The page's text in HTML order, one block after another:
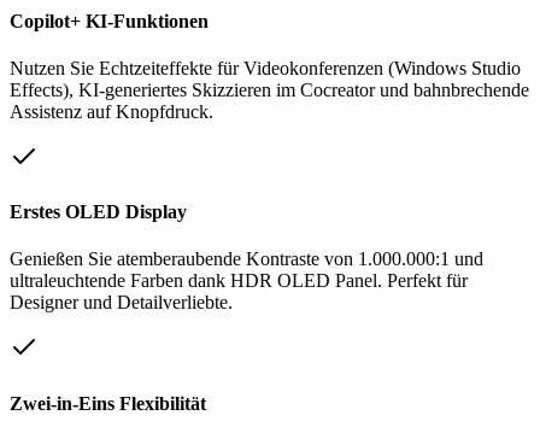
Copilot+ KI-Funktionen
Nutzen Sie Echtzeiteffekte für Videokonferenzen (Windows Studio
Effects), KI-generiertes Skizzieren im Cocreator und bahnbrechende
Assistenz auf Knopfdruck.
Erstes OLED Display
Genießen Sie atemberaubende Kontraste von 1.000.000:1 und
ultraleuchtende Farben dank HDR OLED Panel. Perfekt für
Designer und Detailverliebte.
Zwei-in-Eins Flexibilität